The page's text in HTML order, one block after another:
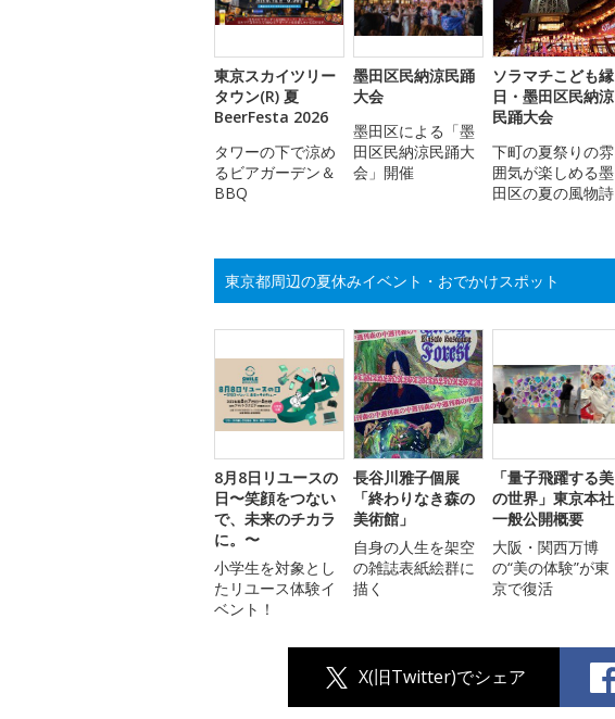
東京スカイツリー
タウン(R) 夏
BeerFesta 2026
タワーの下で涼め
るビアガーデン＆
BBQ
墨田区民納涼民踊
大会
墨田区による「墨
田区民納涼民踊大
会」開催
ソラマチこども縁
日・墨田区民納涼
民踊大会
下町の夏祭りの雰
囲気が楽しめる墨
田区の夏の風物詩
東京都周辺の夏休みイベント・おでかけスポット
8月8日リユースの
日〜笑顔をつない
で、未来のチカラ
に。〜
小学生を対象とし
たリユース体験イ
ベント！
長谷川雅子個展
「終わりなき森の
美術館」
自身の人生を架空
の雑誌表紙絵群に
描く
「量子飛躍する美
の世界」東京本社
一般公開概要
大阪・関西万博
の“美の体験”が東
京で復活
X(旧Twitter)でシェア